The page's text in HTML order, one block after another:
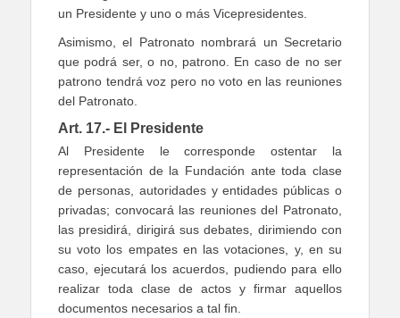
un Presidente y uno o más Vicepresidentes.
Asimismo, el Patronato nombrará un Secretario
que podrá ser, o no, patrono. En caso de no ser
patrono tendrá voz pero no voto en las reuniones
del Patronato.
Art. 17.- El Presidente
Al Presidente le corresponde ostentar la
representación de la Fundación ante toda clase
de personas, autoridades y entidades públicas o
privadas; convocará las reuniones del Patronato,
las presidirá, dirigirá sus debates, dirimiendo con
su voto los empates en las votaciones, y, en su
caso, ejecutará los acuerdos, pudiendo para ello
realizar toda clase de actos y firmar aquellos
documentos necesarios a tal fin.